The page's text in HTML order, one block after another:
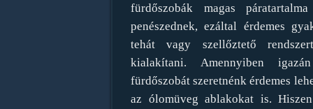
fürdőszobák magas
penészednek, ezáltal érdemes
tehát vagy szellőztető
kialakítani. Amennyiben
fürdőszobát szeretnénk érdemes
az ólomüveg ablakokat is.